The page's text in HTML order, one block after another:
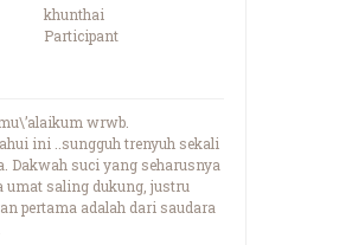
khunthai
Participant
wrwb.
ini ..sungguh trenyuh sekali
Dakwah suci yang seharusnya
umat saling dukung, justru
pertama adalah dari saudara